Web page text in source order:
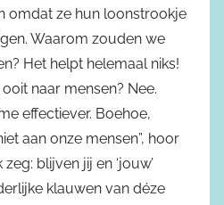
omdat ze hun loonstrookje
Waarom zouden we
Het helpt helemaal niks!
naar mensen? Nee.
effectiever. Boehoe,
aan onze mensen”, hoor
blijven jij en ‘jouw’
klauwen van déze